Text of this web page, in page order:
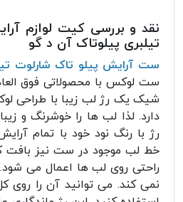
تیلبری پیلوتاک آن د گو
ست آرایش پیلو تاک شارلوت
ست لوکس با محصولاتی فوق
شیک یک رژ لب زیبا با طراحی
دارد. لذا لب ها را خوشرنگ و
رژ با رنگ نود خود با تمام
خط لب موجود در ست نیز بافت
راحتی روی لب ها اعمال می
نمی کند. می توانید آن را روی